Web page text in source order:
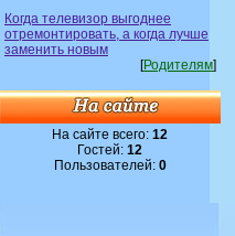
Когда телевизор выгоднее
отремонтировать, а когда лучше
заменить новым
[Родителям]
На сайте всего:12
Гостей:12
Пользователей: 0